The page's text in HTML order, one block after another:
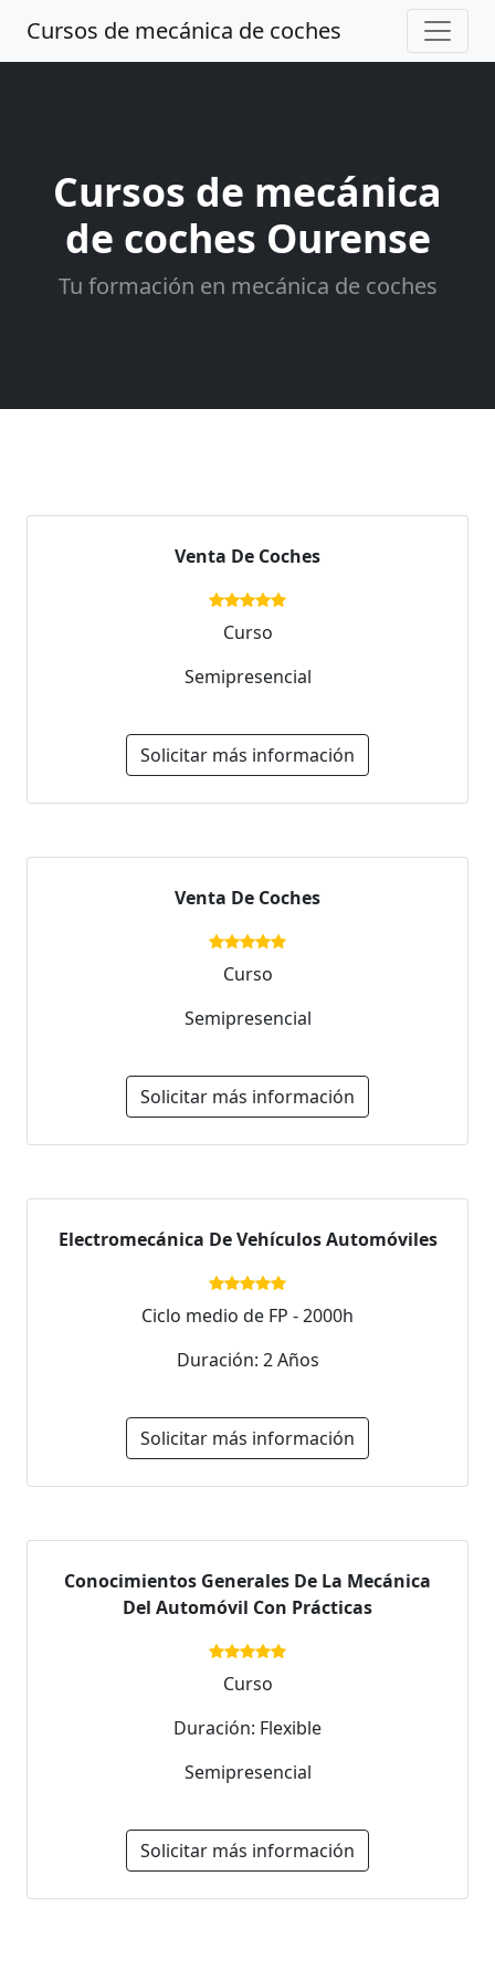
Cursos de mecánica de coches
Cursos de mecánica
de coches Ourense
Tu formación en mecánica de coches
Venta De Coches
Curso
Semipresencial
Solicitar más información
Venta De Coches
Curso
Semipresencial
Solicitar más información
Electromecánica De Vehículos Automóviles
Ciclo medio de FP - 2000h
Duración: 2 Años
Solicitar más información
Conocimientos Generales De La Mecánica
Del Automóvil Con Prácticas
Curso
Duración: Flexible
Semipresencial
Solicitar más información